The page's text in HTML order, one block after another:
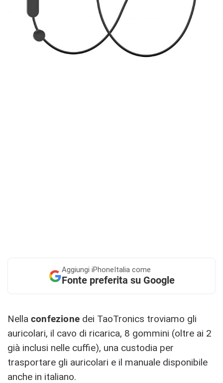
Aggiungi iPhoneItalia come
Fonte preferita su Google
Nella confezione dei TaoTronics troviamo gli
auricolari, il cavo di ricarica, 8 gommini (oltre ai 2
già inclusi nelle cuffie), una custodia per
trasportare gli auricolari e il manuale disponibile
anche in italiano.